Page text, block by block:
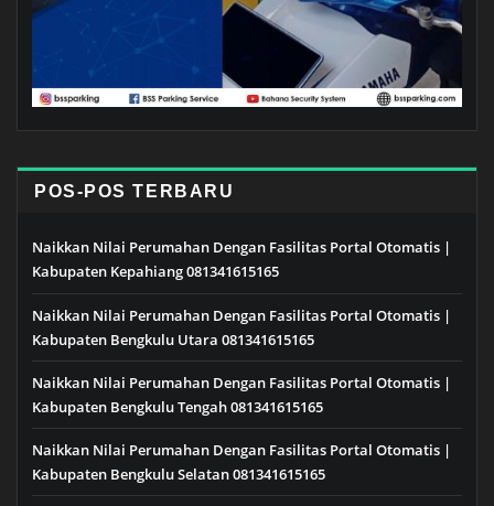
POS-POS TERBARU
Naikkan Nilai Perumahan Dengan Fasilitas Portal Otomatis |
Kabupaten Kepahiang 081341615165
Naikkan Nilai Perumahan Dengan Fasilitas Portal Otomatis |
Kabupaten Bengkulu Utara 081341615165
Naikkan Nilai Perumahan Dengan Fasilitas Portal Otomatis |
Kabupaten Bengkulu Tengah 081341615165
Naikkan Nilai Perumahan Dengan Fasilitas Portal Otomatis |
Kabupaten Bengkulu Selatan 081341615165